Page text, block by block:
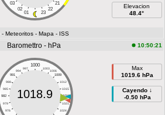
03
21
02
22
01 23
Elevacion
48.4°
- Meteoritos - Mapa - ISS
Baromettro - hPa 10:50:21
1000
997 1003
994
1006
991
1009
988
1012
985
1015
982
1018
979
1021
976
1024
1018.9
Max
1019.6 hPa
Cayendo ↓
-0.50 hPa